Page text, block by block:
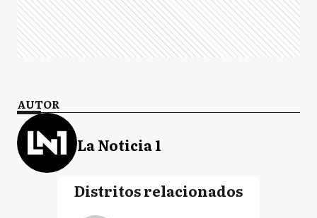
AUTOR
La Noticia 1
Distritos relacionados